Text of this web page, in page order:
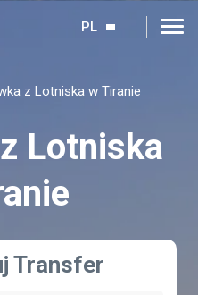
PL
z Lotniska w Tiranie
Lotniska
Transfer